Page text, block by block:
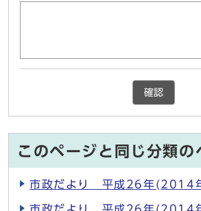
確認
このページと同じ分類の
市政だより 平成26年(2014